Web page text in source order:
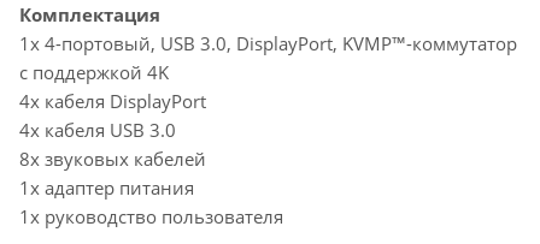
Комплектация
1x 4-портовый, USB 3.0, DisplayPort, KVMP™-коммутатор
с поддержкой 4K
4x кабеля DisplayPort
4x кабеля USB 3.0
8x звуковых кабелей
1x адаптер питания
1x руководство пользователя